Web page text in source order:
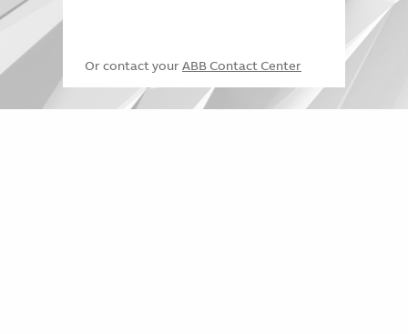
Or contact your ABB Contact Center